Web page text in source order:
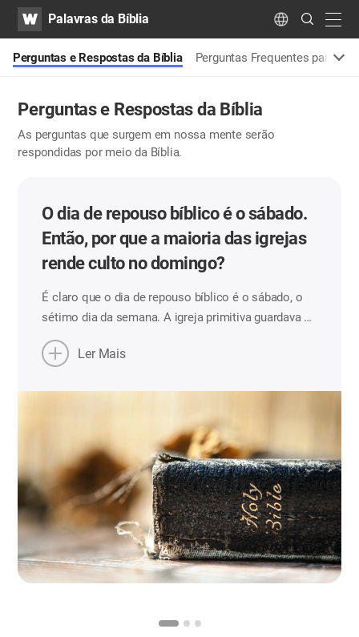
WATVPalavras da Bíblia Language
Search
Submit
Perguntas e Respostas da Bíblia Perguntas Frequentes para
Perguntas e Respostas da Bíblia
As perguntas que surgem em nossa mente serão
respondidas por meio da Bíblia.
O dia de repouso bíblico é o sábado.
Então, por que a maioria das igrejas
rende culto no domingo?
É claro que o dia de repouso bíblico é o sábado, o
sétimo dia da semana. A igreja primitiva guardava o
santo Dia de Sábado segundo os ensinamentos da
Bíblia (At. 17:2, 18:4). Então, por que a maioria das
Ler Mais